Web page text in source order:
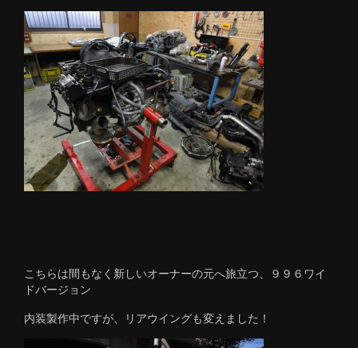
こちらは間もなく新しいオーナーの元へ旅立つ、９９６ワイ
ドバージョン
内装製作中ですが、リアウイングも変えました！